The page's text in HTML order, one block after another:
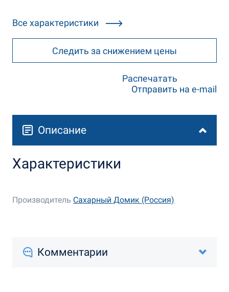
Все характеристики
Следить за снижением цены
Распечатать
Отправить на e-mail
Описание
Характеристики
Производитель Сахарный Домик (Россия)
Комментарии